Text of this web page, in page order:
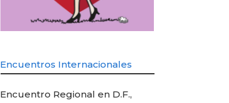
Encuentros Internacionales
Encuentro Regional en D.F.,